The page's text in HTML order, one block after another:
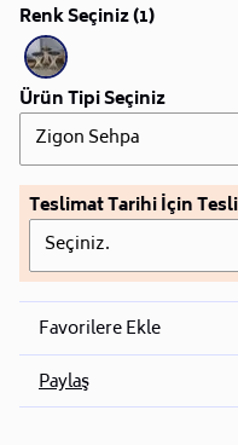
Renk Seçiniz (1)
Ürün Tipi Seçiniz
Zigon Sehpa
Teslimat Tarihi İçin
Seçiniz.
Favorilere Ekle
Paylaş